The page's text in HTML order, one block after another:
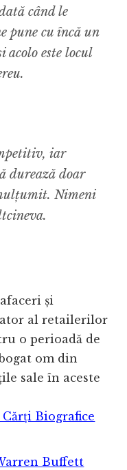
când le
pune cu încă un
acolo este locul
iar
durează doar
Nimeni
și
al retailerilor
o perioadă de
om din
sale în aceste
Biografice
Buffett